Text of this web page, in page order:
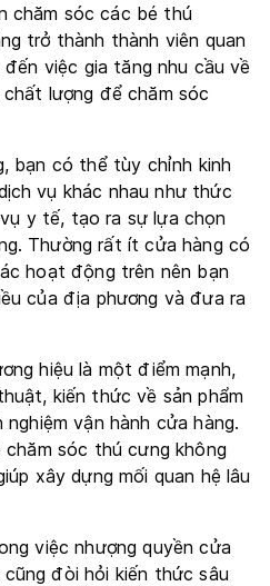
chăm sóc các bé thú
trở thành thành viên quan
việc gia tăng nhu cầu về
lượng để chăm sóc
bạn có thể tùy chỉnh kinh
vụ khác nhau như thức
y tế, tạo ra sự lựa chọn
Thường rất ít cửa hàng có
hoạt động trên nên bạn
của địa phương và đưa ra
hiệu là một điểm mạnh,
kiến thức về sản phẩm
vận hành cửa hàng.
sóc thú cưng không
xây dựng mối quan hệ lâu
việc nhượng quyền cửa
đòi hỏi kiến thức sâu